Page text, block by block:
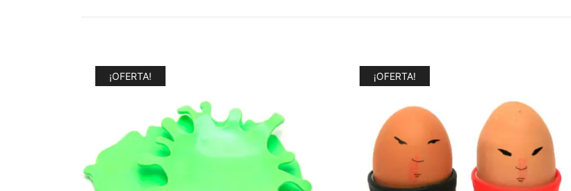
¡OFERTA! ¡OFERTA!